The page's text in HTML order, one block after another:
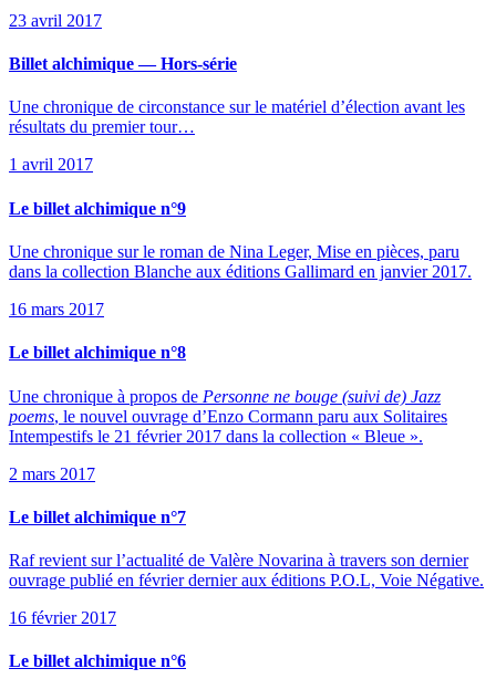
23 avril 2017
Billet alchimique — Hors-série
Une chronique de circonstance sur le matériel d’élection avant les
résultats du premier tour…
1 avril 2017
Le billet alchimique n°9
Une chronique sur le roman de Nina Leger, Mise en pièces, paru
dans la collection Blanche aux éditions Gallimard en janvier 2017.
16 mars 2017
Le billet alchimique n°8
Une chronique à propos de Personne ne bouge (suivi de) Jazz
poems, le nouvel ouvrage d’Enzo Cormann paru aux Solitaires
Intempestifs le 21 février 2017 dans la collection « Bleue ».
2 mars 2017
Le billet alchimique n°7
Raf revient sur l’actualité de Valère Novarina à travers son dernier
ouvrage publié en février dernier aux éditions P.O.L, Voie Négative.
16 février 2017
Le billet alchimique n°6